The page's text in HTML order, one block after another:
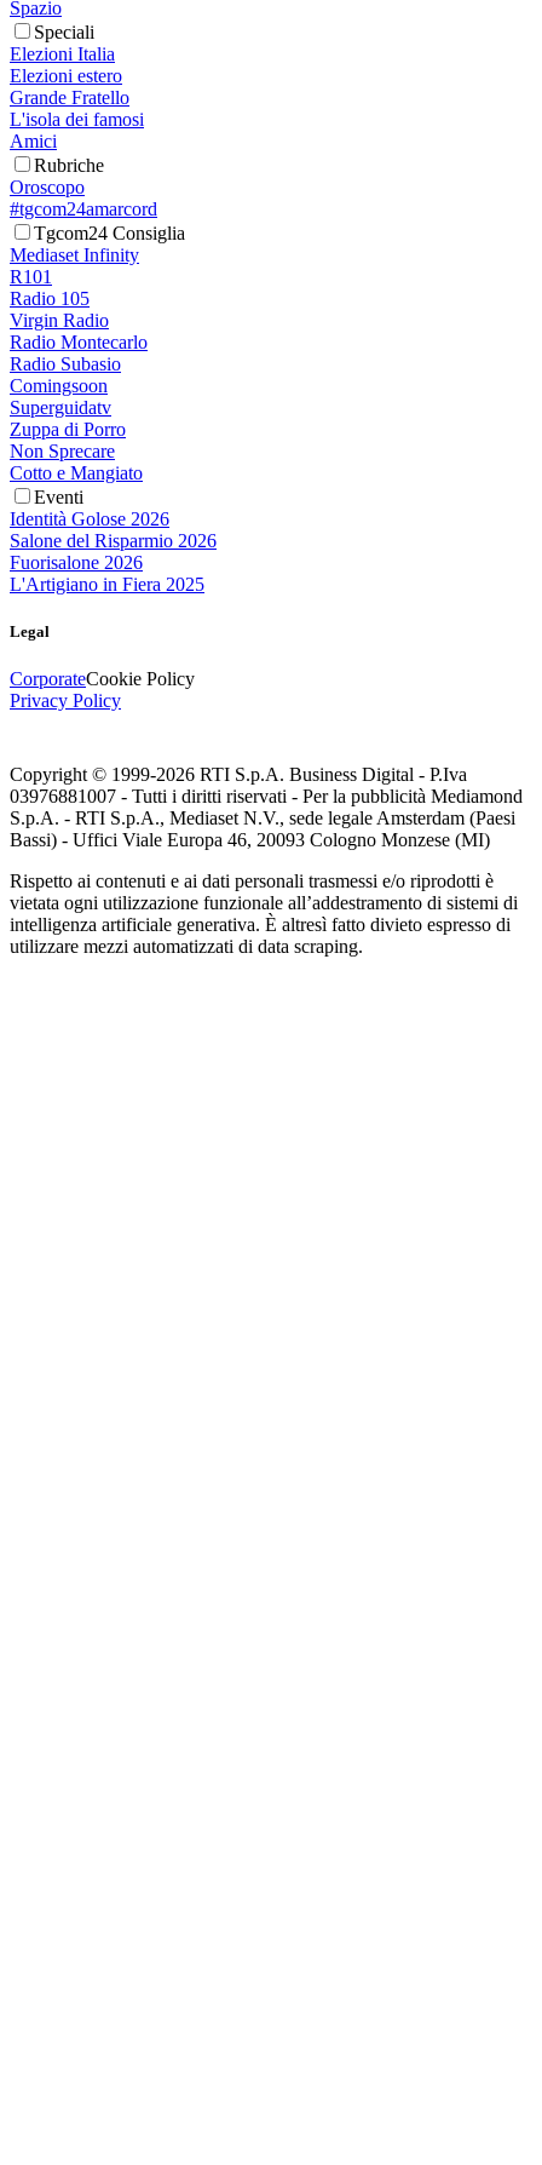
Spazio
Speciali
Elezioni Italia
Elezioni estero
Grande Fratello
L'isola dei famosi
Amici
Rubriche
Oroscopo
#tgcom24amarcord
Tgcom24 Consiglia
Mediaset Infinity
R101
Radio 105
Virgin Radio
Radio Montecarlo
Radio Subasio
Comingsoon
Superguidatv
Zuppa di Porro
Non Sprecare
Cotto e Mangiato
Eventi
Identità Golose 2026
Salone del Risparmio 2026
Fuorisalone 2026
L'Artigiano in Fiera 2025
Legal
CorporateCookie Policy
Privacy Policy
Copyright © 1999-2026 RTI S.p.A. Business Digital - P.Iva
03976881007 - Tutti i diritti riservati - Per la pubblicità Mediamond
S.p.A. - RTI S.p.A., Mediaset N.V., sede legale Amsterdam (Paesi
Bassi) - Uffici Viale Europa 46, 20093 Cologno Monzese (MI)
Rispetto ai contenuti e ai dati personali trasmessi e/o riprodotti è
vietata ogni utilizzazione funzionale all’addestramento di sistemi di
intelligenza artificiale generativa. È altresì fatto divieto espresso di
utilizzare mezzi automatizzati di data scraping.